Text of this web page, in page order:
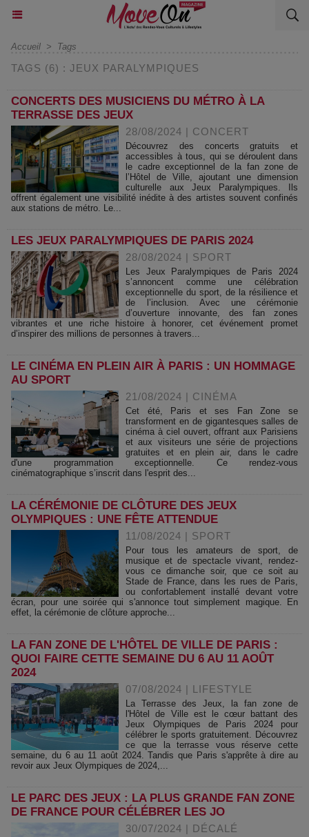
Accueil > Tags
TAGS (6) : JEUX PARALYMPIQUES
CONCERTS DES MUSICIENS DU MÉTRO À LA
TERRASSE DES JEUX
28/08/2024 | CONCERT
Découvrez des concerts gratuits et
accessibles à tous, qui se déroulent dans
le cadre exceptionnel de la fan zone de
l’Hôtel de Ville, ajoutant une dimension
culturelle aux Jeux Paralympiques. Ils
offrent également une visibilité inédite à des artistes souvent confinés
aux stations de métro. Le...
LES JEUX PARALYMPIQUES DE PARIS 2024
28/08/2024 | SPORT
Les Jeux Paralympiques de Paris 2024
s’annoncent comme une célébration
exceptionnelle du sport, de la résilience et
de l’inclusion. Avec une cérémonie
d’ouverture innovante, des fan zones
vibrantes et une riche histoire à honorer, cet événement promet
d’inspirer des millions de personnes à travers...
LE CINÉMA EN PLEIN AIR À PARIS : UN HOMMAGE
AU SPORT
21/08/2024 | CINÉMA
Cet été, Paris et ses Fan Zone se
transforment en de gigantesques salles de
cinéma à ciel ouvert, offrant aux Parisiens
et aux visiteurs une série de projections
gratuites et en plein air, dans le cadre
d'une programmation exceptionnelle. Ce rendez-vous
cinématographique s’inscrit dans l'esprit des...
LA CÉRÉMONIE DE CLÔTURE DES JEUX
OLYMPIQUES : UNE FÊTE ATTENDUE
11/08/2024 | SPORT
Pour tous les amateurs de sport, de
musique et de spectacle vivant, rendez-
vous ce dimanche soir, que ce soit au
Stade de France, dans les rues de Paris,
ou confortablement installé devant votre
écran, pour une soirée qui s'annonce tout simplement magique. En
effet, la cérémonie de clôture approche...
LA FAN ZONE DE L'HÔTEL DE VILLE DE PARIS :
QUOI FAIRE CETTE SEMAINE DU 6 AU 11 AOÛT
2024
07/08/2024 | LIFESTYLE
La Terrasse des Jeux, la fan zone de
l'Hôtel de Ville est le cœur battant des
Jeux Olympiques de Paris 2024 pour
célébrer le sports gratuitement. Découvrez
ce que la terrasse vous réserve cette
semaine, du 6 au 11 août 2024. Tandis que Paris s'apprête à dire au
revoir aux Jeux Olympiques de 2024,...
LE PARC DES JEUX : LA PLUS GRANDE FAN ZONE
DE FRANCE POUR CÉLÉBRER LES JO
30/07/2024 | DÉCALÉ